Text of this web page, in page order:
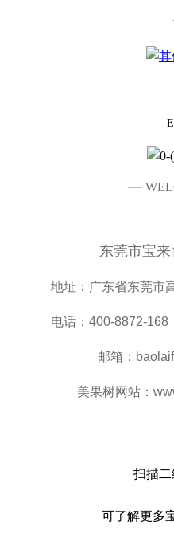
—
—
东莞市宝来
地址：广东省东莞市
电话：400-8872-
邮箱：
美果树网站：
扫描
可了解更多